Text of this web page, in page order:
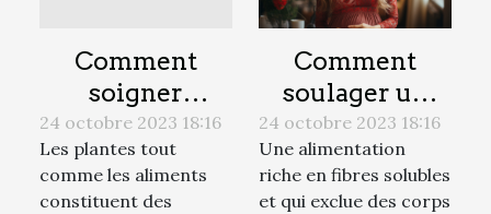
Comment
soigner
naturellement
la prostate ?
24 octobre 2023 18:16
Les plantes tout
comme les aliments
constituent des
Comment
soulager un
trouble
gastrique
fonctionnel ?
24 octobre 2023 18:16
Une alimentation
riche en fibres solubles
et qui exclue des corps